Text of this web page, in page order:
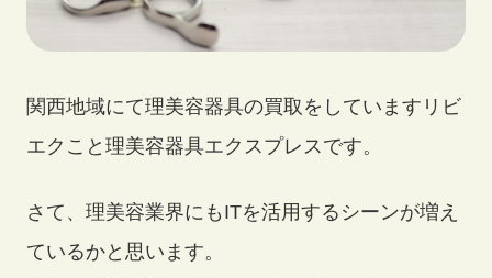
買取アイテム
関西地域にて理美容器具の買取をしていますリビ
エクこと理美容器具エクスプレスです。
さて、理美容業界にもITを活用するシーンが増え
ているかと思います。